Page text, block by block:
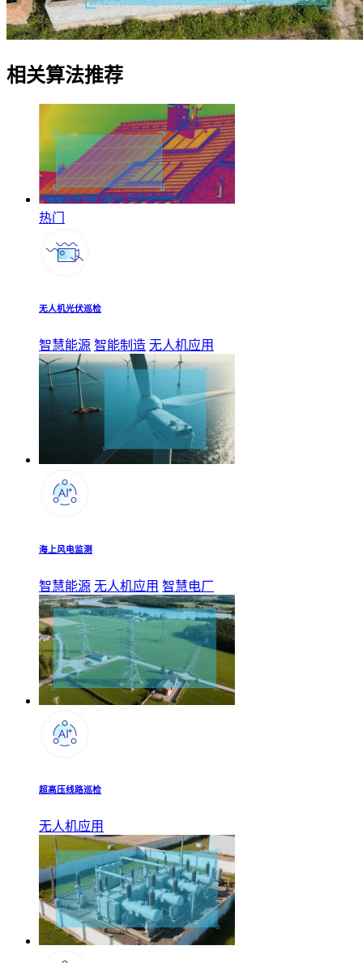
相关算法推荐
热门
无人机光伏巡检
智慧能源 智能制造 无人机应用
海上风电监测
智慧能源 无人机应用 智慧电厂
超高压线路巡检
无人机应用